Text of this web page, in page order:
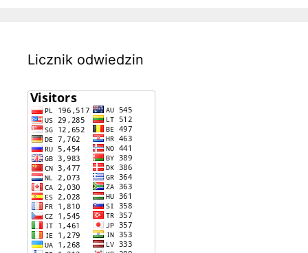
Licznik odwiedzin